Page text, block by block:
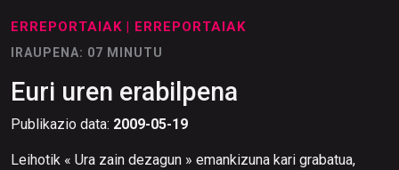
ERREPORTAIAK | ERREPORTAIAK
IRAUPENA: 07 MINUTU
Euri uren erabilpena
Publikazio data: 2009-05-19
Leihotik « Ura zain dezagun » emankizuna kari grabatua,